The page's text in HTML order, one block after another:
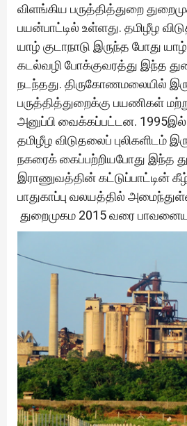
விளங்கிய பருத்தித்துறை
பயன்பாட்டில் உள்ளது. தமிழீழ
யாழ் குடாநாடு இருந்த போது
கடல்வழி போக்குவரத்து இந்த
நடந்தது. திருகோணமலையில்
பருத்தித்துறைக்கு பயணிகள்
அனுப்பி வைக்கப்பட்டன.
தமிழீழ விடுதலைப் புலிகளிடம்
நகரைக் கைப்பற்றியபோது இந்த
இராணுவத்தின் கட்டுப்பாட்டின்
பாதுகாப்பு வலயத்தில்
துறைமுகம 2015 வரை